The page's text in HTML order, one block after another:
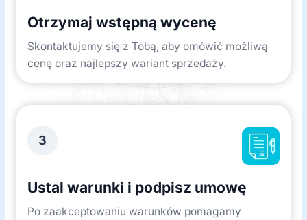
Otrzymaj wstępną wycenę
Skontaktujemy się z Tobą, aby omówić możliwą
cenę oraz najlepszy wariant sprzedaży.
3
Ustal warunki i podpisz umowę
Po zaakceptowaniu warunków pomagamy